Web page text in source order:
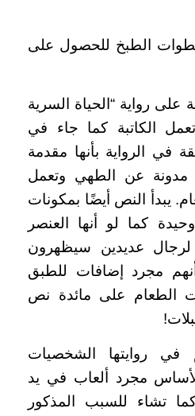
الطبخ للحصول على
على رواية “الحياة السرية
الكاتبة كما جاء في
في الرواية بأنها مقدمة
مدونة عن الطهي وتعمل
يبدأ النص أيضًا بمكونات
كما لو أنها العنصر
لرجال عديدين سيظهرون
مجرد إضافات للطبق
الطعام على مائدة نص
في روايتها الشخصيات
مجرد ألعاب في يد
تشاء للسبب المذكور